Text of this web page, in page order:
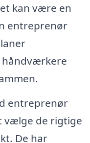
kan være en
entreprenør
håndværkere
entreprenør
vælge de rigtige
De har